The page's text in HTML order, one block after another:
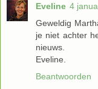
Eveline 4
Geweldig
je niet achter
nieuws.
Eveline.
Beantwoorden